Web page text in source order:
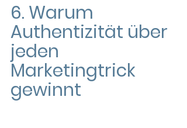
6. Warum
Authentizität über
jeden
Marketingtrick
gewinnt